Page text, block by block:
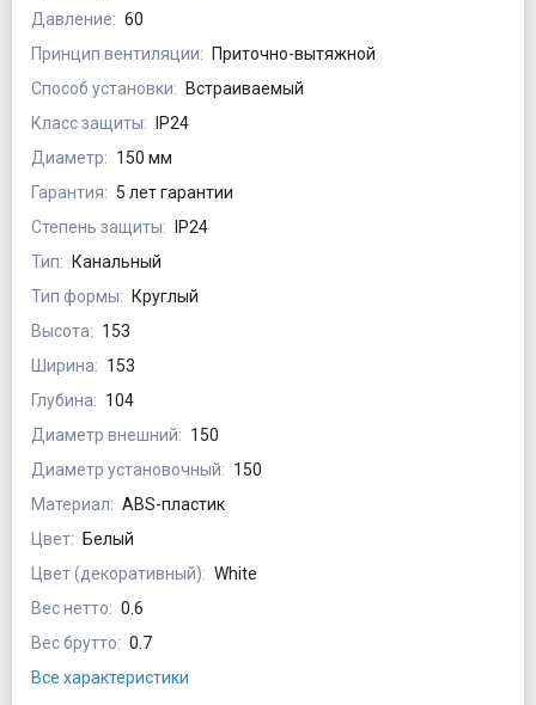
Давление: 60
Принцип вентиляции:
Приточно-вытяжной
Способ установки:
Встраиваемый
Класс защиты:
IP24
Диаметр: 150 мм
Гарантия: 5 лет гарантии
Степень защиты:
IP24
Тип:
Канальный
Тип формы:
Круглый
Высота: 153
Ширина: 153
Глубина: 104
Диаметр внешний: 150
Диаметр установочный: 150
Материал: ABS-пластик
Цвет:
Белый
Цвет (декоративный): White
Вес нетто: 0.6
Вес брутто: 0.7
Все характеристики